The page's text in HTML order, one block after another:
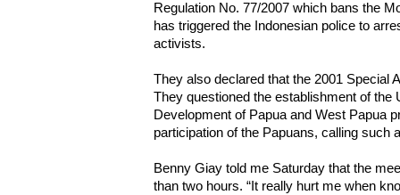
Regulation No. 77/2007 which bans the
has triggered the Indonesian police to
activists.
They also declared that the 2001 Special
They questioned the establishment of the
Development of Papua and West Papua
participation of the Papuans, calling such
Benny Giay told me Saturday that the
than two hours. “It really hurt me when